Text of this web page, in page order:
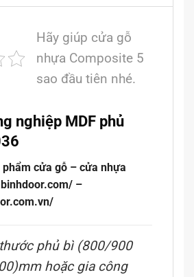
Hãy giúp cửa gỗ
nhựa Composite 5
sao đầu tiên nhé.
nghiệp MDF phủ
cửa gỗ – cửa nhựa
–
phủ bì (800/900
hoặc gia công